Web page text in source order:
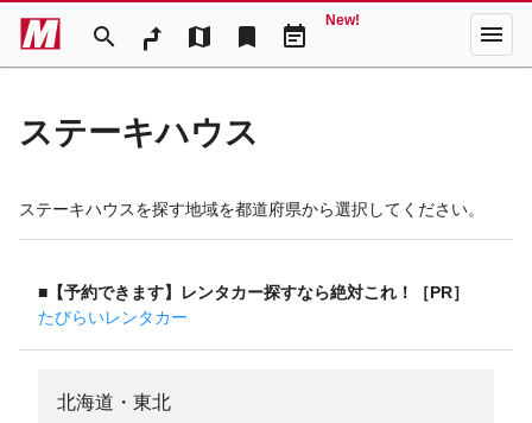
search map bookmark event_note
New! menu
ステーキハウス
ステーキハウスを探す地域を都道府県から選択してください。
■【予約できます】レンタカー探すなら絶対これ！［PR］
たびらいレンタカー
北海道・東北